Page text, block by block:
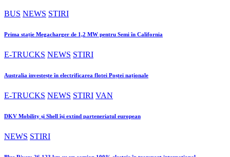
BUS NEWS STIRI
Prima stație Megacharger de 1,2 MW pentru Semi în California
E-TRUCKS NEWS STIRI
Australia investește în electrificarea flotei Poștei naționale
E-TRUCKS NEWS STIRI VAN
DKV Mobility și Shell își extind parteneriatul european
NEWS STIRI